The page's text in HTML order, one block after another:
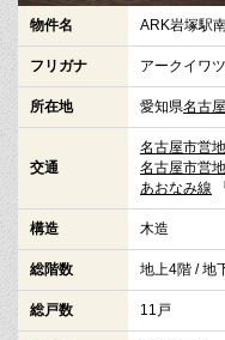
物件名 ARK岩塚駅
フリガナ アークイワ
所在地 愛知県名古
交通
名古屋市営
名古屋市営
あおなみ線
構造 木造
総階数 地上4階 / 地
総戸数 11戸